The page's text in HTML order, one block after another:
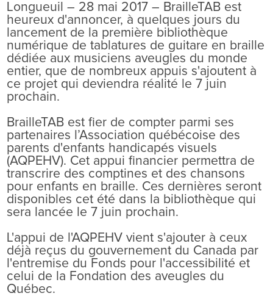
Connexion
Notre mission
Vie démocratique
Contact
Longueuil – 28 mai 2017 – BrailleTAB est
heureux d'annoncer, à quelques jours du
lancement de la première bibliothèque
numérique de tablatures de guitare en braille
dédiée aux musiciens aveugles du monde
entier, que de nombreux appuis s'ajoutent à
ce projet qui deviendra réalité le 7 juin
prochain.
BrailleTAB est fier de compter parmi ses
partenaires l’Association québécoise des
parents d'enfants handicapés visuels
(AQPEHV). Cet appui financier permettra de
transcrire des comptines et des chansons
pour enfants en braille. Ces dernières seront
disponibles cet été dans la bibliothèque qui
sera lancée le 7 juin prochain.
L'appui de l'AQPEHV vient s'ajouter à ceux
déjà reçus du gouvernement du Canada par
l'entremise du Fonds pour l'accessibilité et
celui de la Fondation des aveugles du
Québec.